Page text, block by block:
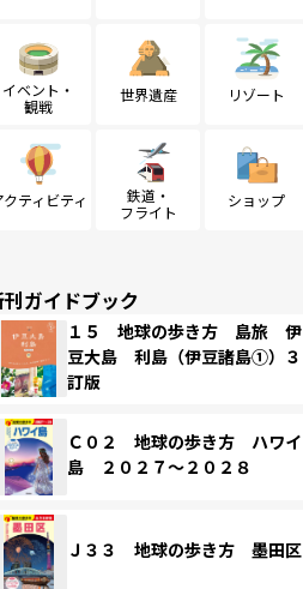
イベント・
観戦
世界遺産 リゾート
クティビティ
鉄道・
フライト
ショップ
ガイドブック
１５ 地球の歩き方 島旅 伊
豆大島 利島（伊豆諸島①）３
訂版
Ｃ０２ 地球の歩き方 ハワイ
島 ２０２７～２０２８
Ｊ３３ 地球の歩き方 墨田区